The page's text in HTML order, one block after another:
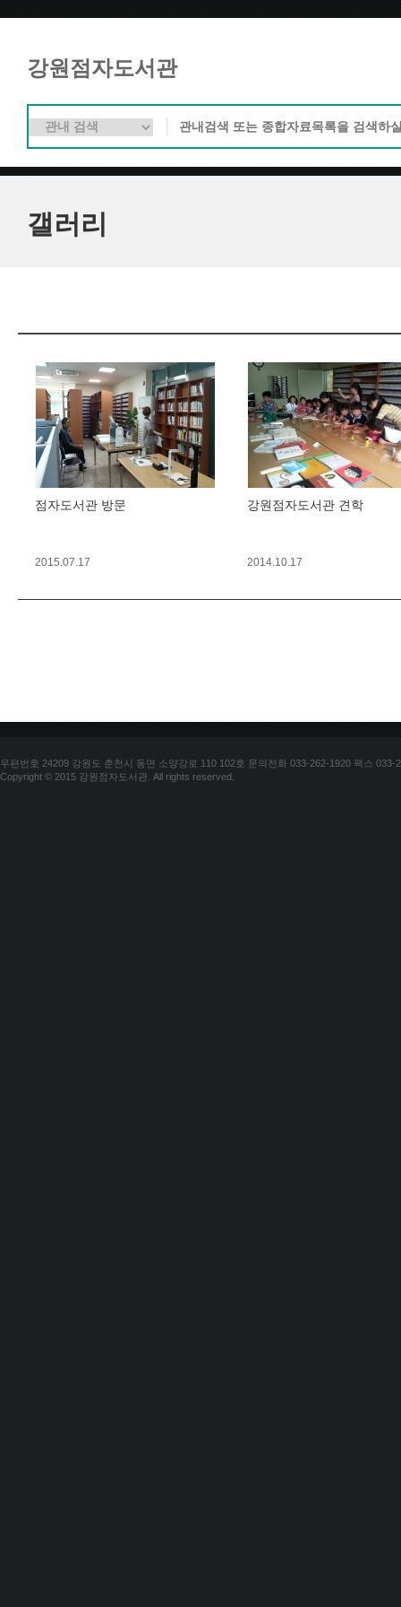
강원점자도서관
갤러리
점자도서관 방문
2015.07.17
강원점자도서관 견학
2014.10.17
우편번호 24209 강원도 춘천시 동면 소양강로 110 102호 문의전화 033-262-1920 팩스 033-
Copyright © 2015 강원점자도서관. All rights reserved.